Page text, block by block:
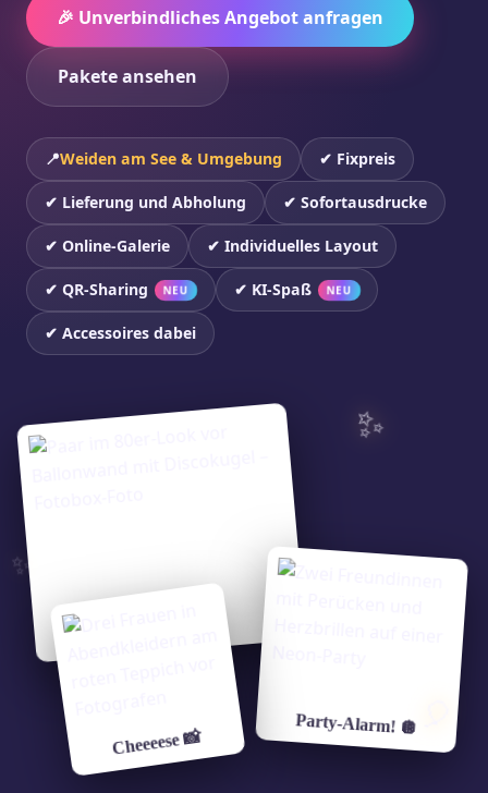
🎉 Unverbindliches Angebot anfragen
Pakete ansehen
📍Weiden am See & Umgebung ✔ Fixpreis
✔ Lieferung und Abholung ✔ Sofortausdrucke
✔ Online-Galerie ✔ Individuelles Layout
✔ QR-Sharing NEU ✔ KI-Spaß NEU
✔ Accessoires dabei
Party-Alarm! 🪩
Cheeeese 📸
✨
✨